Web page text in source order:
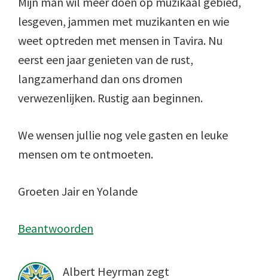
lesgeven, jammen met muzikanten en wie
weet optreden met mensen in Tavira. Nu
eerst een jaar genieten van de rust,
langzamerhand dan ons dromen
verwezenlijken. Rustig aan beginnen.
We wensen jullie nog vele gasten en leuke
mensen om te ontmoeten.
Groeten Jair en Yolande
Beantwoorden
Albert Heyrman zegt